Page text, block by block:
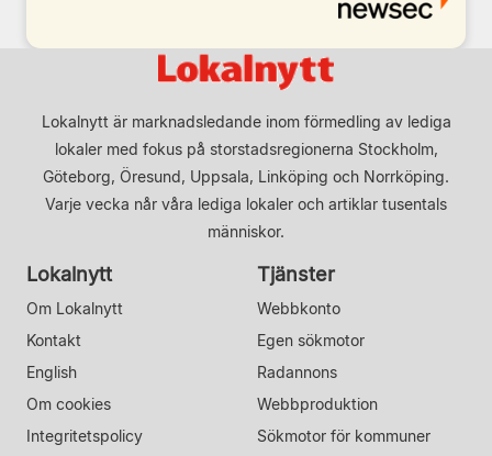
Lokalnytt är marknadsledande inom förmedling av lediga
lokaler med fokus på storstadsregionerna Stockholm,
Göteborg, Öresund, Uppsala, Linköping och Norrköping.
Varje vecka når våra lediga lokaler och artiklar tusentals
människor.
Lokalnytt
Om Lokalnytt
Kontakt
English
Om cookies
Integritetspolicy
Tjänster
Webbkonto
Egen sökmotor
Radannons
Webbproduktion
Sökmotor för kommuner